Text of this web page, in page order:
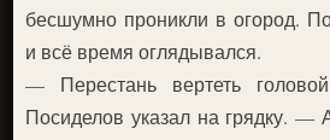
бесшумно проникли в огород.
и всё время оглядывался.
— Перестань вертеть
Посиделов указал на грядку. —